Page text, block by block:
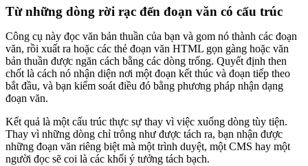
Từ những dòng rời rạc đến đoạn văn có cấu trúc
Công cụ này đọc văn bản thuần của bạn và gom nó thành các đoạn
văn, rồi xuất ra hoặc các thẻ đoạn văn HTML gọn gàng hoặc văn
bản thuần được ngăn cách bằng các dòng trống. Quyết định then
chốt là cách nó nhận diện nơi một đoạn kết thúc và đoạn tiếp theo
bắt đầu, và bạn kiểm soát điều đó bằng phương pháp nhận dạng
đoạn văn.
Kết quả là một cấu trúc thực sự thay vì việc xuống dòng tùy tiện.
Thay vì những dòng chỉ trông như được tách ra, bạn nhận được
những đoạn văn riêng biệt mà một trình duyệt, một CMS hay một
người đọc sẽ coi là các khối ý tưởng tách bạch.